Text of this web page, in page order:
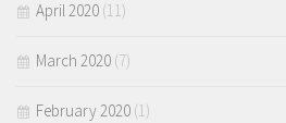
April 2020 (11)
March 2020 (7)
February 2020 (1)